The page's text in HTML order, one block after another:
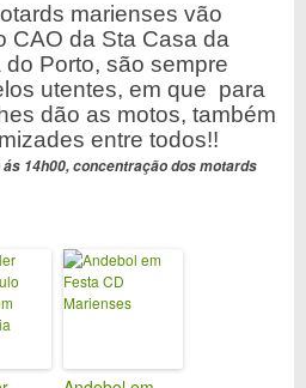
marienses vão
CAO da Sta Casa da
Porto, são sempre
utentes, em que para
dão as motos, também
entre todos!!
14h00, concentração dos motards